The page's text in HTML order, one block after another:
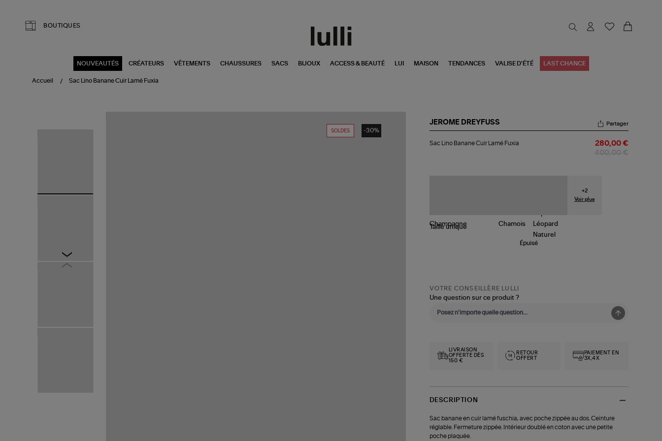
BOUTIQUES
NOUVEAUTÉS CRÉATEURS VÊTEMENTS CHAUSSURES SACS BIJOUX ACCESS & BEAUTÉ LUI MAISON TENDANCES VALISE D'ÉTÉ LAST CHANCE
Accueil Sac Lino Banane Cuir Lamé Fuxia
SOLDES -30%
JEROME DREYFUSS
Lino
Partager
Sac Lino Banane Cuir Lamé Fuxia 280,00 €
+2
Voir plus
Tailleunique
Épuisé
VOTRE CONSEILLÈRE LULLI
Une question sur ce produit ?
LIVRAISON
OFFERTE DÈS
150 €
RETOUR
OFFERT
PAIEMENT EN
3X,4X
DESCRIPTION
Sac banane en cuir lamé fuschia, avec poche zippée au dos. Ceinture
réglable. Fermeture zippée. Intérieur doublé en coton avec une petite
poche plaquée.